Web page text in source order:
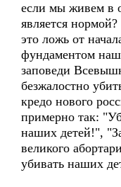
если мы живем в
является
это ложь от
фундаментом
заповеди
безжалостно
кредо нового
примерно так:
наших детей!",
великого
убивать наших